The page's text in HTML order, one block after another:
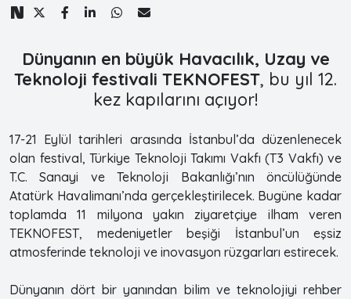
Dünyanın en büyük Havacılık, Uzay ve
Teknoloji festivali TEKNOFEST, bu yıl 12.
kez kapılarını açıyor!
17-21 Eylül tarihleri arasında İstanbul’da düzenlenecek
olan festival, Türkiye Teknoloji Takımı Vakfı (T3 Vakfı) ve
T.C. Sanayi ve Teknoloji Bakanlığı’nın öncülüğünde
Atatürk Havalimanı’nda gerçekleştirilecek. Bugüne kadar
toplamda 11 milyona yakın ziyaretçiye ilham veren
TEKNOFEST, medeniyetler beşiği İstanbul’un eşsiz
atmosferinde teknoloji ve inovasyon rüzgarları estirecek.
Dünyanın dört bir yanından bilim ve teknolojiyi rehber